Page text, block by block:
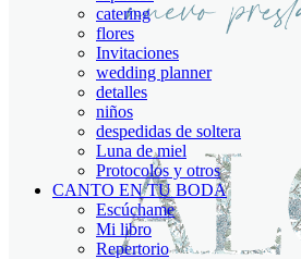
catering
flores
Invitaciones
wedding planner
detalles
niños
despedidas de soltera
Luna de miel
Protocolos y otros
CANTO EN TU BODA
Escúchame
Mi libro
Repertorio